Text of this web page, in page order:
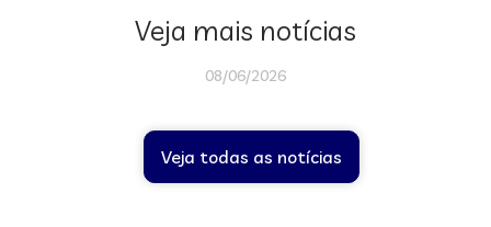
Veja mais notícias
08/06/2026
Veja todas as notícias